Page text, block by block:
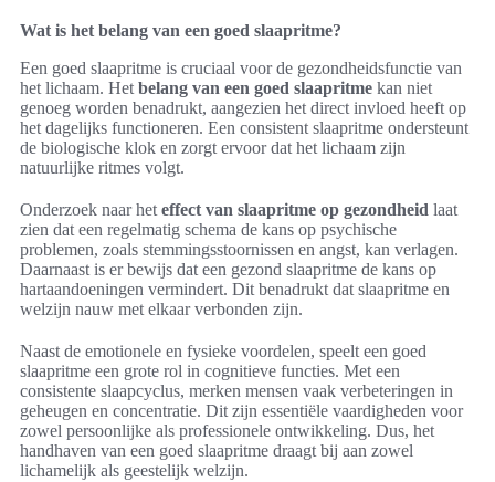
Wat is het belang van een goed slaapritme?
Een goed slaapritme is cruciaal voor de gezondheidsfunctie van
het lichaam. Het belang van een goed slaapritme kan niet
genoeg worden benadrukt, aangezien het direct invloed heeft op
het dagelijks functioneren. Een consistent slaapritme ondersteunt
de biologische klok en zorgt ervoor dat het lichaam zijn
natuurlijke ritmes volgt.
Onderzoek naar het effect van slaapritme op gezondheid laat
zien dat een regelmatig schema de kans op psychische
problemen, zoals stemmingsstoornissen en angst, kan verlagen.
Daarnaast is er bewijs dat een gezond slaapritme de kans op
hartaandoeningen vermindert. Dit benadrukt dat slaapritme en
welzijn nauw met elkaar verbonden zijn.
Naast de emotionele en fysieke voordelen, speelt een goed
slaapritme een grote rol in cognitieve functies. Met een
consistente slaapcyclus, merken mensen vaak verbeteringen in
geheugen en concentratie. Dit zijn essentiële vaardigheden voor
zowel persoonlijke als professionele ontwikkeling. Dus, het
handhaven van een goed slaapritme draagt bij aan zowel
lichamelijk als geestelijk welzijn.